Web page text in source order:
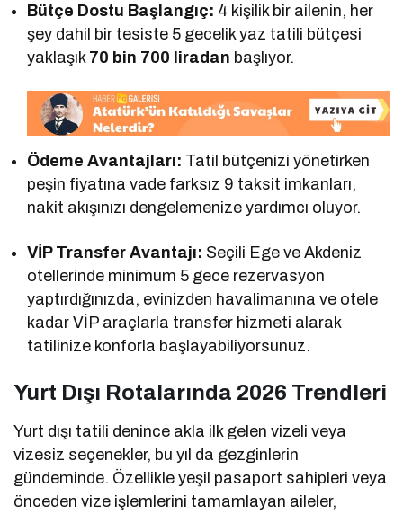
Bütçe Dostu Başlangıç: 4 kişilik bir ailenin, her
şey dahil bir tesiste 5 gecelik yaz tatili bütçesi
yaklaşık 70 bin 700 liradan başlıyor.
Ödeme Avantajları: Tatil bütçenizi yönetirken
peşin fiyatına vade farksız 9 taksit imkanları,
nakit akışınızı dengelemenize yardımcı oluyor.
VİP Transfer Avantajı: Seçili Ege ve Akdeniz
otellerinde minimum 5 gece rezervasyon
yaptırdığınızda, evinizden havalimanına ve otele
kadar VİP araçlarla transfer hizmeti alarak
tatilinize konforla başlayabiliyorsunuz.
Yurt Dışı Rotalarında 2026 Trendleri
Yurt dışı tatili denince akla ilk gelen vizeli veya
vizesiz seçenekler, bu yıl da gezginlerin
gündeminde. Özellikle yeşil pasaport sahipleri veya
önceden vize işlemlerini tamamlayan aileler,